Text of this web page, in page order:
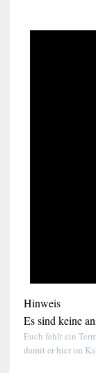
Hinweis
Es sind keine
Euch fehlt ein
damit er hier im